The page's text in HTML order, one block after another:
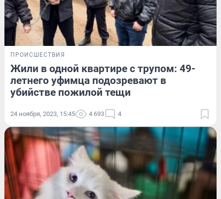
ПРОИСШЕСТВИЯ
Жили в одной квартире с трупом: 49-
летнего уфимца подозревают в
убийстве пожилой тещи
24 ноября, 2023, 15:45 4 693 4